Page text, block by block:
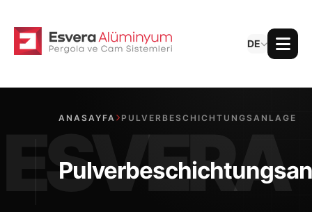
DE
ANASAYFA PULVERBESCHICHTUNGSANLAGE